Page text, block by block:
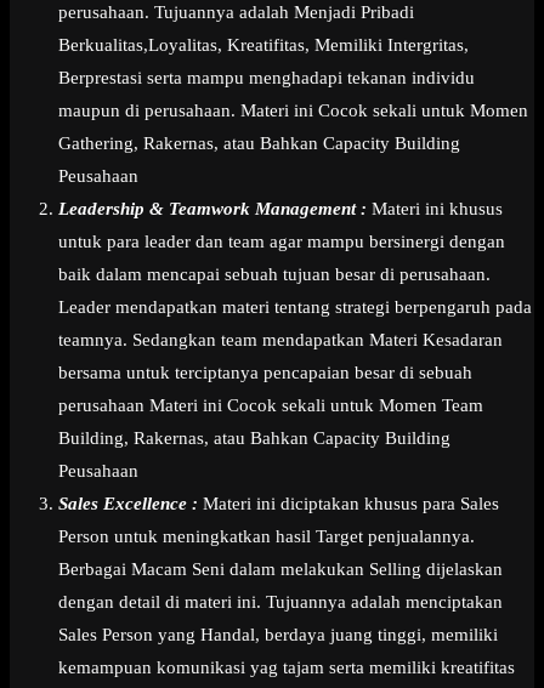
perusahaan. Tujuannya adalah Menjadi Pribadi
Berkualitas,Loyalitas, Kreatifitas, Memiliki Intergritas,
Berprestasi serta mampu menghadapi tekanan individu
maupun di perusahaan. Materi ini Cocok sekali untuk Momen
Gathering, Rakernas, atau Bahkan Capacity Building
Peusahaan
Leadership & Teamwork Management : Materi ini khusus
untuk para leader dan team agar mampu bersinergi dengan
baik dalam mencapai sebuah tujuan besar di perusahaan.
Leader mendapatkan materi tentang strategi berpengaruh pada
teamnya. Sedangkan team mendapatkan Materi Kesadaran
bersama untuk terciptanya pencapaian besar di sebuah
perusahaan Materi ini Cocok sekali untuk Momen Team
Building, Rakernas, atau Bahkan Capacity Building
Peusahaan
Sales Excellence : Materi ini diciptakan khusus para Sales
Person untuk meningkatkan hasil Target penjualannya.
Berbagai Macam Seni dalam melakukan Selling dijelaskan
dengan detail di materi ini. Tujuannya adalah menciptakan
Sales Person yang Handal, berdaya juang tinggi, memiliki
kemampuan komunikasi yag tajam serta memiliki kreatifitas